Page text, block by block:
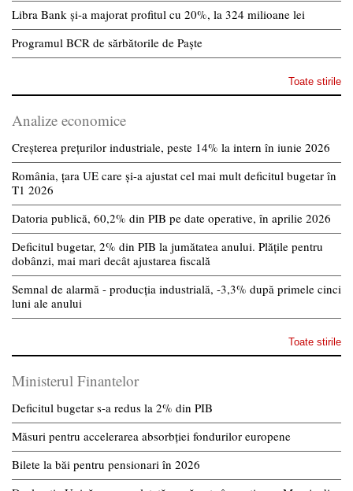
Libra Bank și-a majorat profitul cu 20%, la 324 milioane lei
Programul BCR de sărbătorile de Paște
Toate stirile
Analize economice
Creșterea prețurilor industriale, peste 14% la intern în iunie 2026
România, țara UE care și-a ajustat cel mai mult deficitul bugetar în
T1 2026
Datoria publică, 60,2% din PIB pe date operative, în aprilie 2026
Deficitul bugetar, 2% din PIB la jumătatea anului. Plățile pentru
dobânzi, mai mari decât ajustarea fiscală
Semnal de alarmă - producția industrială, -3,3% după primele cinci
luni ale anului
Toate stirile
Ministerul Finantelor
Deficitul bugetar s-a redus la 2% din PIB
Măsuri pentru accelerarea absorbției fondurilor europene
Bilete la băi pentru pensionari în 2026